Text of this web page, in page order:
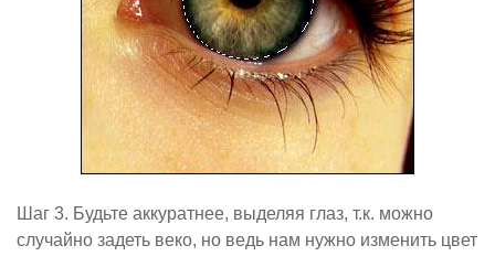
Шаг 3. Будьте аккуратнее, выделяя глаз, т.к. можно
случайно задеть веко, но ведь нам нужно изменить цвет